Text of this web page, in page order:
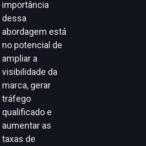
importância
dessa
abordagem está
no potencial de
ampliar a
visibilidade da
marca, gerar
tráfego
qualificado e
aumentar as
taxas de